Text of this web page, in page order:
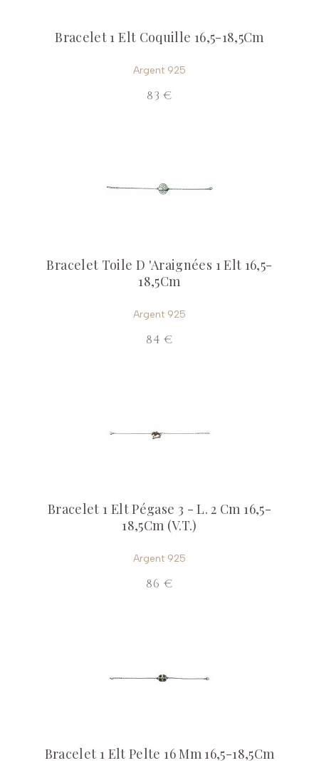
Bracelet 1 Elt Coquille 16,5-18,5Cm
Argent 925
83 €
Bracelet Toile D 'Araignées 1 Elt 16,5-
18,5Cm
Argent 925
84 €
Bracelet 1 Elt Pégase 3 - L. 2 Cm 16,5-
18,5Cm (V.T.)
Argent 925
86 €
Bracelet 1 Elt Pelte 16 Mm 16,5-18,5Cm